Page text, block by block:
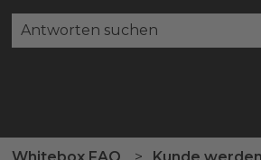
Whitebox FAQ Kunde werden